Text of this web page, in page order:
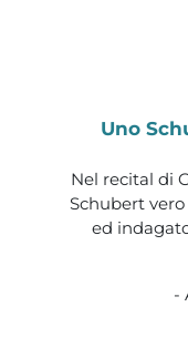
Uno
Nel recital di
Schubert
ed
-